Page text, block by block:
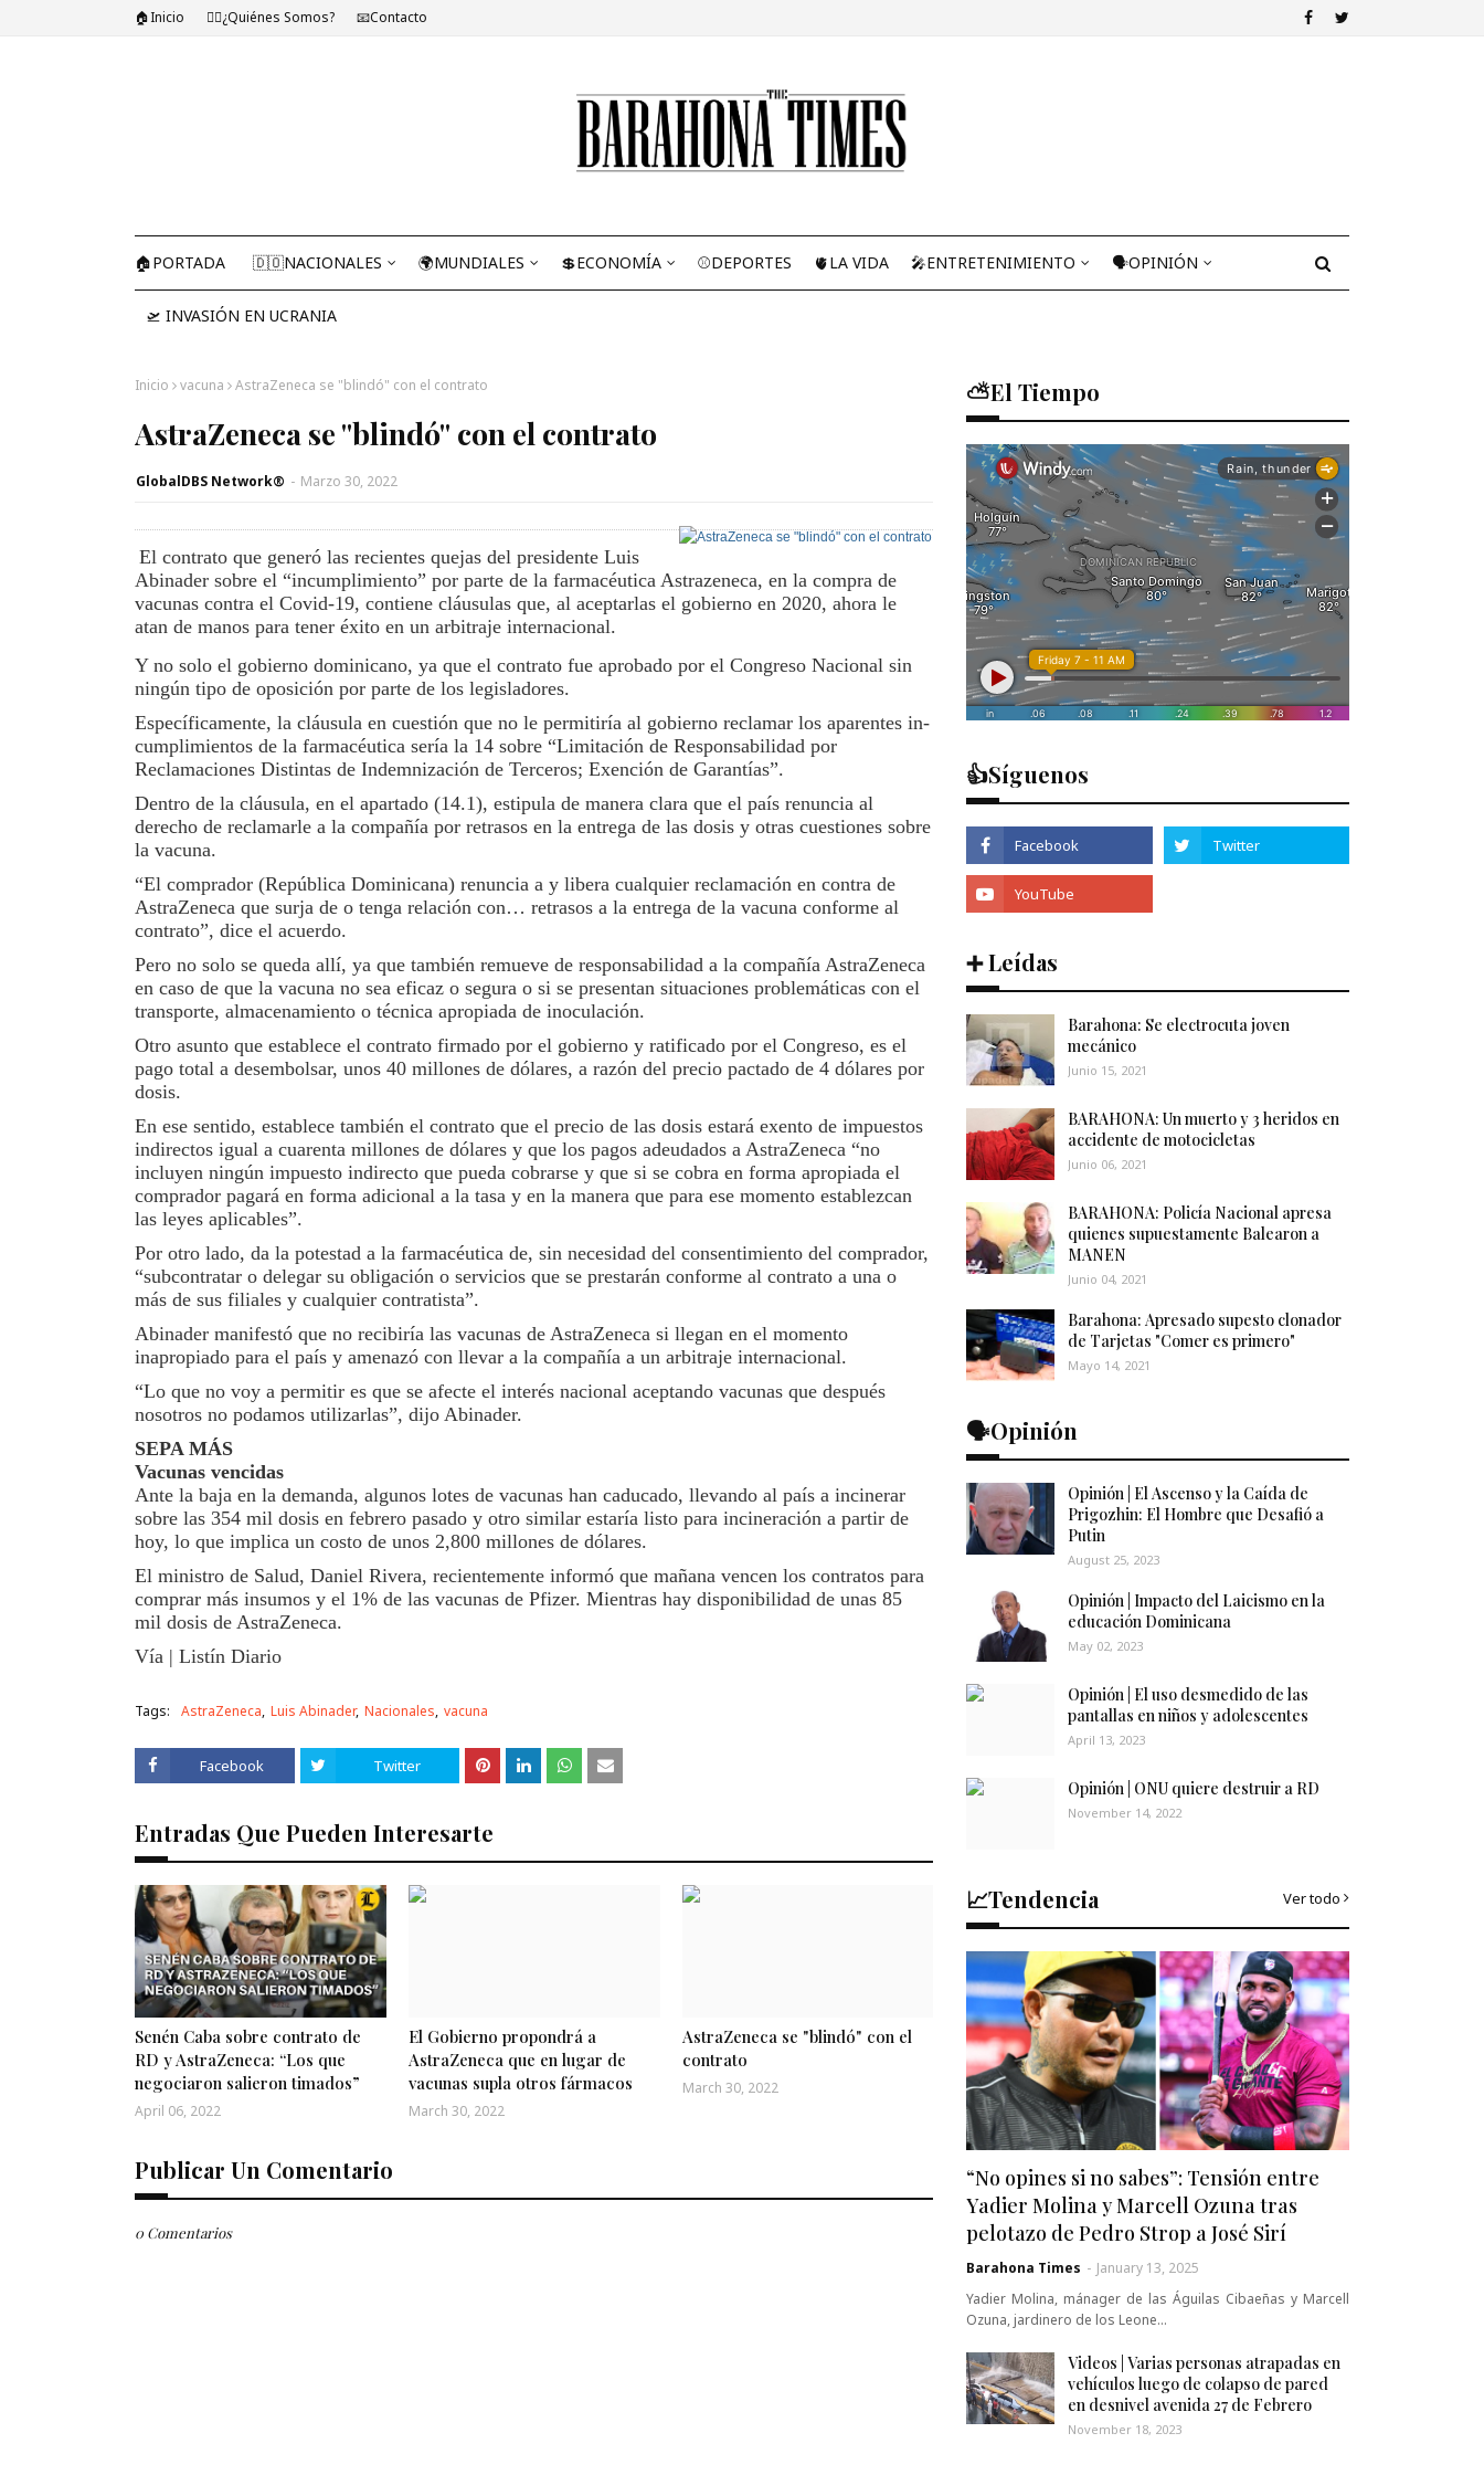
🏠Inicio 🤷‍♂️¿Quiénes Somos? 📧Contacto
🏠PORTADA 🇩🇴NACIONALES 🌍MUNDIALES 💲ECONOMÍA ⚾DEPORTES 🫀LA VIDA 🎤ENTRETENIMIENTO 🗣OPINIÓN
🛫 INVASIÓN EN UCRANIA
Inicio vacuna AstraZeneca se "blindó" con el contrato
AstraZeneca se "blindó" con el contrato
GlobalDBS Network® - Marzo 30, 2022
El contrato que generó las recientes quejas del pre­sidente Luis
Abinader so­bre el “incumplimiento” por parte de la farmacéuti­ca Astrazeneca, en la com­pra de
vacunas contra el Covid-19, contiene cláu­sulas que, al aceptarlas el gobierno en 2020, ahora le
atan de manos para tener éxito en un arbitraje inter­nacional.
Y no solo el gobierno do­minicano, ya que el contra­to fue aprobado por el Con­greso Nacional sin
ningún tipo de oposición por parte de los legisladores.
Específicamente, la cláu­sula en cuestión que no le permitiría al gobierno re­clamar los aparentes in­
cumplimientos de la far­macéutica sería la 14 sobre “Limitación de Responsa­bilidad por
Reclamaciones Distintas de Indemnización de Terceros; Exención de Garantías”.
Dentro de la cláusula, en el apartado (14.1), estipula de manera clara que el país renuncia al
derecho de re­clamarle a la compañía por retrasos en la entrega de las dosis y otras cuestiones so­bre
la vacuna.
“El comprador (Repúbli­ca Dominicana) renuncia a y libera cualquier reclama­ción en contra de
AstraZe­neca que surja de o tenga relación con… retrasos a la entrega de la vacuna con­forme al
contrato”, dice el acuerdo.
Pero no solo se queda allí, ya que también remueve de responsabilidad a la com­pañía AstraZeneca
en ca­so de que la vacuna no sea eficaz o segura o si se pre­sentan situaciones proble­máticas con el
transporte, almacenamiento o técnica apropiada de inoculación.
Otro asunto que establece el contrato firmado por el gobierno y ratificado por el Congreso, es el
pago total a desembolsar, unos 40 mi­llones de dólares, a razón del precio pactado de 4 dó­lares por
dosis.
En ese sentido, establece también el contrato que el precio de las dosis estará exento de impuestos
indi­rectos igual a cuarenta mi­llones de dólares y que los pagos adeudados a Astra­Zeneca “no
incluyen nin­gún impuesto indirecto que pueda cobrarse y que si se cobra en forma apropia­da el
comprador pagará en forma adicional a la tasa y en la manera que para ese momento establezcan
las leyes aplicables”.
Por otro lado, da la potes­tad a la farmacéutica de, sin necesidad del consen­timiento del comprador,
“subcontratar o delegar su obligación o servicios que se prestarán conforme al contrato a una o
más de sus filiales y cualquier contra­tista”.
Abinader manifestó que no recibiría las vacunas de AstraZeneca si llegan en el momento
inapropiado para el país y amenazó con lle­var a la compañía a un arbi­traje internacional.
“Lo que no voy a permitir es que se afecte el interés na­cional aceptando vacunas que después
nosotros no podamos utilizarlas”, dijo Abinader.
SEPA MÁS
Vacunas vencidas
Ante la baja en la de­manda, algunos lotes de vacunas han cadu­cado, llevando al país a incinerar
sobre las 354 mil dosis en febrero pa­sado y otro similar esta­ría listo para incinera­ción a partir de
hoy, lo que implica un costo de unos 2,800 millones de dólares.
El ministro de Salud, Daniel Rivera, reciente­mente informó que ma­ñana vencen los con­tratos para
comprar más insumos y el 1% de las vacunas de Pfizer. Mientras hay disponibi­lidad de unas 85
mil do­sis de AstraZeneca.
Vía | Listín Diario
Tags: AstraZeneca Luis Abinader Nacionales vacuna
Facebook Twitter
Entradas Que Pueden Interesarte
Senén Caba sobre contrato de
RD y AstraZeneca: “Los que
negociaron salieron timados”
April 06, 2022
El Gobierno propondrá a
AstraZeneca que en lugar de
vacunas supla otros fármacos
March 30, 2022
AstraZeneca se "blindó" con el
contrato
March 30, 2022
Publicar Un Comentario
0 Comentarios
⛅El Tiempo
👍Síguenos
➕ Leídas
Barahona: Se electrocuta joven
mecánico
Junio 15, 2021
BARAHONA: Un muerto y 3 heridos en
accidente de motocicletas
Junio 06, 2021
BARAHONA: Policía Nacional apresa
quienes supuestamente Balearon a
MANEN
Junio 04, 2021
Barahona: Apresado supesto clonador
de Tarjetas "Comer es primero"
Mayo 14, 2021
🗣️Opinión
Opinión | El Ascenso y la Caída de
Prigozhin: El Hombre que Desafió a
Putin
August 25, 2023
Opinión | Impacto del Laicismo en la
educación Dominicana
May 02, 2023
Opinión | El uso desmedido de las
pantallas en niños y adolescentes
April 13, 2023
Opinión | ONU quiere destruir a RD
November 14, 2022
📈Tendencia Ver todo
“No opines si no sabes”: Tensión entre
Yadier Molina y Marcell Ozuna tras
pelotazo de Pedro Strop a José Sirí
Barahona Times - January 13, 2025
Yadier Molina, mánager de las Águilas Cibaeñas y Marcell
Ozuna, jardinero de los Leone…
Videos | Varias personas atrapadas en
vehículos luego de colapso de pared
en desnivel avenida 27 de Febrero
November 18, 2023